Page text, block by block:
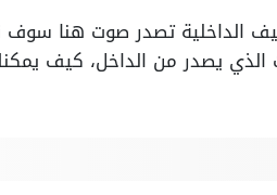
الداخلية تصدر صوت هنا
يصدر من الداخل، كيف